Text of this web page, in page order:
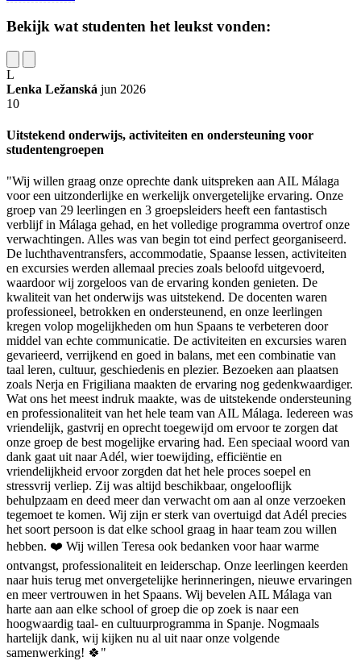
Bekijk wat studenten het leukst vonden:
L
Lenka Ležanská jun 2026
10
Uitstekend onderwijs, activiteiten en ondersteuning voor
studentengroepen
"Wij willen graag onze oprechte dank uitspreken aan AIL Málaga
voor een uitzonderlijke en werkelijk onvergetelijke ervaring. Onze
groep van 29 leerlingen en 3 groepsleiders heeft een fantastisch
verblijf in Málaga gehad, en het volledige programma overtrof onze
verwachtingen. Alles was van begin tot eind perfect georganiseerd.
De luchthaventransfers, accommodatie, Spaanse lessen, activiteiten
en excursies werden allemaal precies zoals beloofd uitgevoerd,
waardoor wij zorgeloos van de ervaring konden genieten. De
kwaliteit van het onderwijs was uitstekend. De docenten waren
professioneel, betrokken en ondersteunend, en onze leerlingen
kregen volop mogelijkheden om hun Spaans te verbeteren door
middel van echte communicatie. De activiteiten en excursies waren
gevarieerd, verrijkend en goed in balans, met een combinatie van
taal leren, cultuur, geschiedenis en plezier. Bezoeken aan plaatsen
zoals Nerja en Frigiliana maakten de ervaring nog gedenkwaardiger.
Wat ons het meest indruk maakte, was de uitstekende ondersteuning
en professionaliteit van het hele team van AIL Málaga. Iedereen was
vriendelijk, gastvrij en oprecht toegewijd om ervoor te zorgen dat
onze groep de best mogelijke ervaring had. Een speciaal woord van
dank gaat uit naar Adél, wier toewijding, efficiëntie en
vriendelijkheid ervoor zorgden dat het hele proces soepel en
stressvrij verliep. Zij was altijd beschikbaar, ongelooflijk
behulpzaam en deed meer dan verwacht om aan al onze verzoeken
tegemoet te komen. Wij zijn er sterk van overtuigd dat Adél precies
het soort persoon is dat elke school graag in haar team zou willen
hebben. ❤️ Wij willen Teresa ook bedanken voor haar warme
ontvangst, professionaliteit en leiderschap. Onze leerlingen keerden
naar huis terug met onvergetelijke herinneringen, nieuwe ervaringen
en meer vertrouwen in het Spaans. Wij bevelen AIL Málaga van
harte aan aan elke school of groep die op zoek is naar een
hoogwaardig taal- en cultuurprogramma in Spanje. Nogmaals
hartelijk dank, wij kijken nu al uit naar onze volgende
samenwerking! 🍀"